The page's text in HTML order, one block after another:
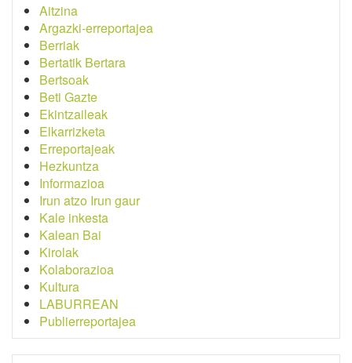
Aitzina
Argazki-erreportajea
Berriak
Bertatik Bertara
Bertsoak
Beti Gazte
Ekintzaileak
Elkarrizketa
Erreportajeak
Hezkuntza
Informazioa
Irun atzo Irun gaur
Kale inkesta
Kalean Bai
Kirolak
Kolaborazioa
Kultura
LABURREAN
Publierreportajea